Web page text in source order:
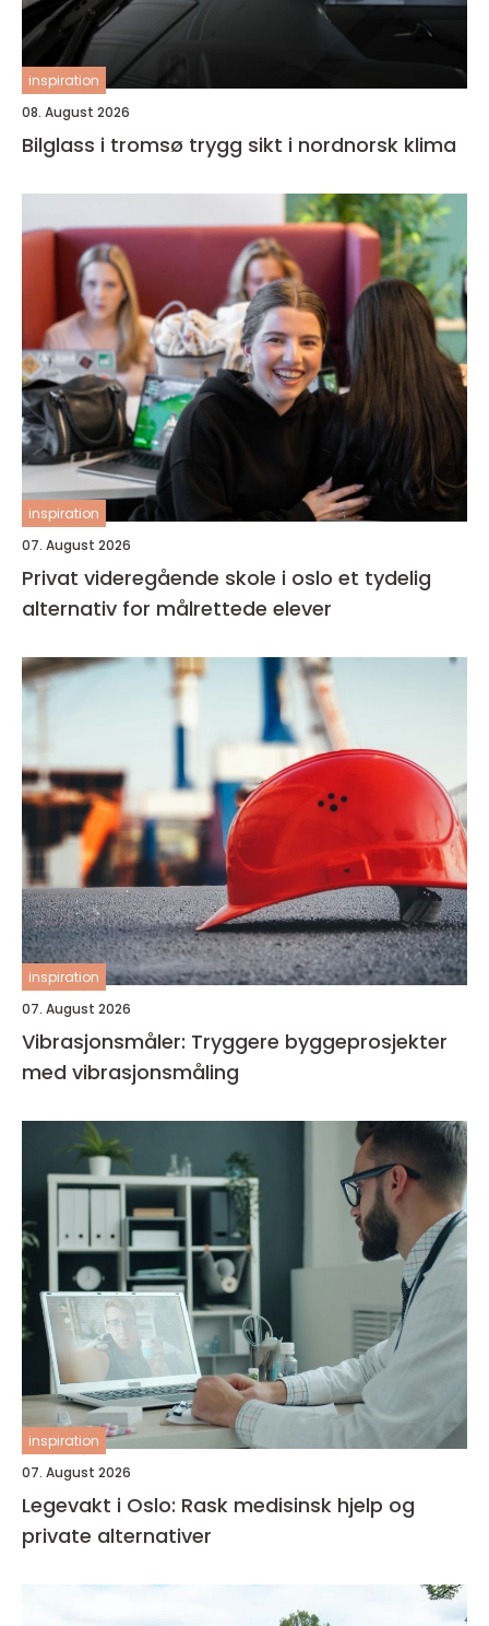
inspiration
08. August 2026
Bilglass i tromsø trygg sikt i nordnorsk klima
inspiration
07. August 2026
Privat videregående skole i oslo et tydelig
alternativ for målrettede elever
inspiration
07. August 2026
Vibrasjonsmåler: Tryggere byggeprosjekter
med vibrasjonsmåling
inspiration
07. August 2026
Legevakt i Oslo: Rask medisinsk hjelp og
private alternativer